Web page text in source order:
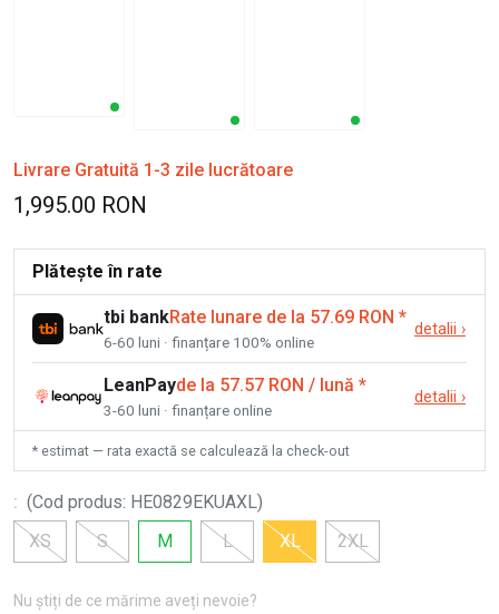
Livrare Gratuită 1-3 zile lucrătoare
1,995.00 RON
Plătește în rate
tbi bankRate lunare de la 57.69 RON *
6-60 luni · finanțare 100% online
detalii ›
LeanPayde la 57.57 RON / lună *
3-60 luni · finanțare online
detalii ›
* estimat — rata exactă se calculează la check-out
: (Cod produs: HE0829EKUAXL)
XS
S M L XL 2XL
Nu știți de ce mărime aveți nevoie?